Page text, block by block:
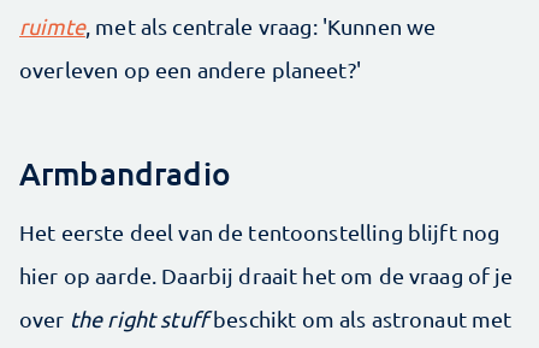
ruimte, met als centrale vraag: 'Kunnen we
overleven op een andere planeet?'
Armbandradio
Het eerste deel van de tentoonstelling blijft nog
hier op aarde. Daarbij draait het om de vraag of je
over the right stuffbeschikt om als astronaut met